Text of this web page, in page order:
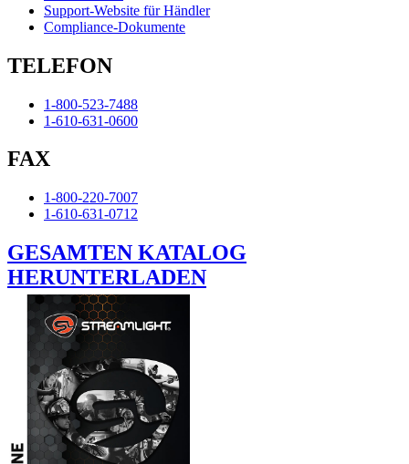
Support-Website für Händler
Compliance-Dokumente
TELEFON
1-800-523-7488
1-610-631-0600
FAX
1-800-220-7007
1-610-631-0712
GESAMTEN KATALOG
HERUNTERLADEN